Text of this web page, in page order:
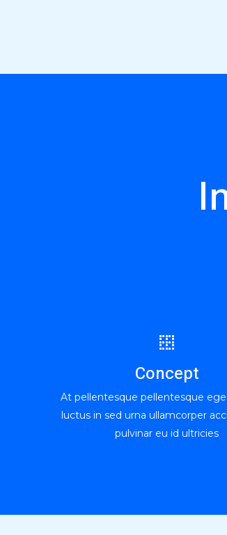
Concept
At pellentesque pellentesque
luctus in sed urna ullamcorper
pulvinar eu id ultricies